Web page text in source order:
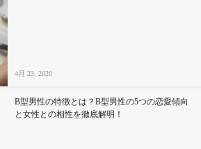
4月 23, 2020
B型男性の特徴とは？B型男性の5つの恋愛傾向
と女性との相性を徹底解明！